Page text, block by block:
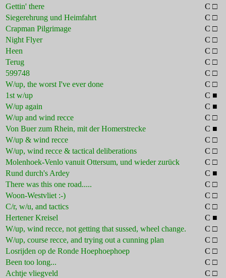
Gettin' there
C □
Siegerehrung und Heimfahrt
C □
Crapman Pilgrimage
C □
Night Flyer
C □
Heen
C □
Terug
C □
599748
C □
W/up, the worst I've ever done
C □
1st w/up
C ■
W/up again
C ■
W/up and wind recce
C □
Von Buer zum Rhein, mit der Homerstrecke
C ■
W/up & wind recce
C □
W/up, wind recce & tactical deliberations
C □
Molenhoek-Venlo vanuit Ottersum, und wieder zurück
C □
Rund durch's Ardey
C ■
There was this one road.....
C □
Woon-Westvliet :-)
C □
C/r, w/u, and tactics
C □
Hertener Kreisel
C ■
W/up, wind recce, not getting that sussed, wheel change.
C □
W/up, course recce, and trying out a cunning plan
C □
Losrijden op de Ronde Hoephoephoep
C □
Been too long...
C □
Achtje vliegveld
C □